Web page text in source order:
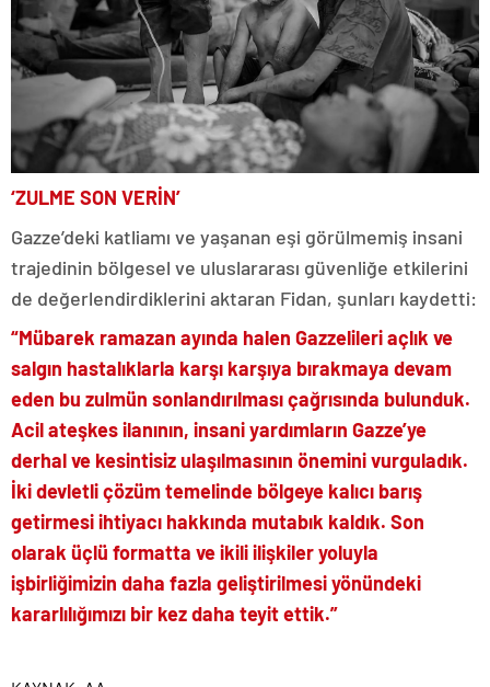
‘ZULME SON VERİN’
Gazze’deki katliamı ve yaşanan eşi görülmemiş insani
trajedinin bölgesel ve uluslararası güvenliğe etkilerini
de değerlendirdiklerini aktaran Fidan, şunları kaydetti:
“Mübarek ramazan ayında halen Gazzelileri açlık ve
salgın hastalıklarla karşı karşıya bırakmaya devam
eden bu zulmün sonlandırılması çağrısında bulunduk.
Acil ateşkes ilanının, insani yardımların Gazze’ye
derhal ve kesintisiz ulaşılmasının önemini vurguladık.
İki devletli çözüm temelinde bölgeye kalıcı barış
getirmesi ihtiyacı hakkında mutabık kaldık. Son
olarak üçlü formatta ve ikili ilişkiler yoluyla
işbirliğimizin daha fazla geliştirilmesi yönündeki
kararlılığımızı bir kez daha teyit ettik.”